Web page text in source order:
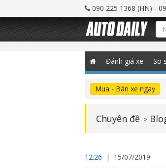
090 225 1368 (HN) -
Đánh giá xe So
Mua - Bán xe ngay
Chuyên đề >
12:26
| 15/07/2019